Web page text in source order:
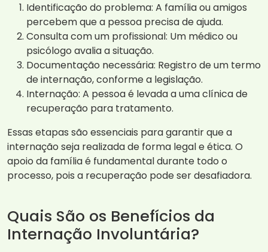
Identificação do problema: A família ou amigos
percebem que a pessoa precisa de ajuda.
Consulta com um profissional: Um médico ou
psicólogo avalia a situação.
Documentação necessária: Registro de um termo
de internação, conforme a legislação.
Internação: A pessoa é levada a uma clínica de
recuperação para tratamento.
Essas etapas são essenciais para garantir que a
internação seja realizada de forma legal e ética. O
apoio da família é fundamental durante todo o
processo, pois a recuperação pode ser desafiadora.
Quais São os Benefícios da
Internação Involuntária?